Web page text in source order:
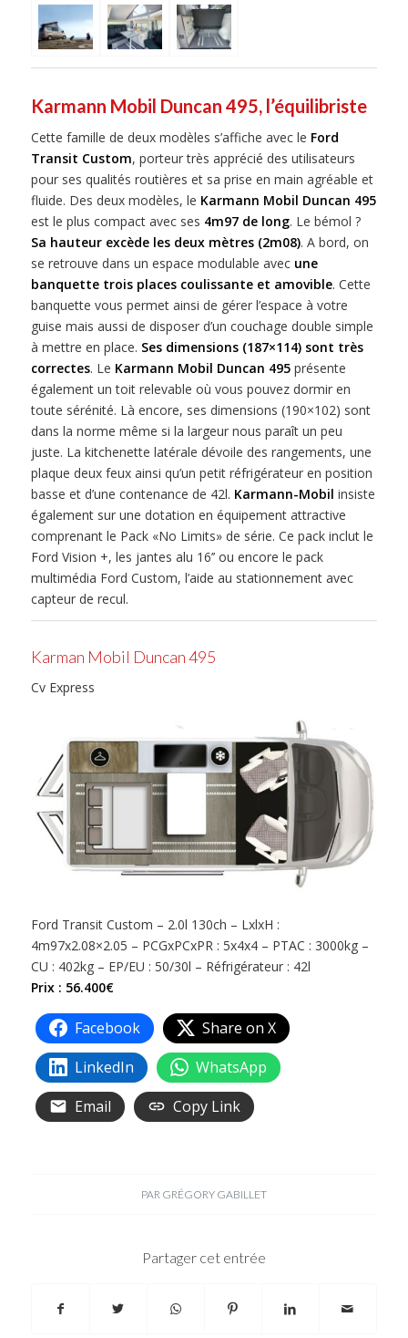
Karmann Mobil Duncan 495, l’équilibriste
Cette famille de deux modèles s’affiche avec le Ford
Transit Custom, porteur très apprécié des utilisateurs
pour ses qualités routières et sa prise en main agréable et
fluide. Des deux modèles, le Karmann Mobil Duncan 495
est le plus compact avec ses 4m97 de long. Le bémol ?
Sa hauteur excède les deux mètres (2m08). A bord, on
se retrouve dans un espace modulable avec une
banquette trois places coulissante et amovible. Cette
banquette vous permet ainsi de gérer l’espace à votre
guise mais aussi de disposer d’un couchage double simple
à mettre en place. Ses dimensions (187×114) sont très
correctes. Le Karmann Mobil Duncan 495présente
également un toit relevable où vous pouvez dormir en
toute sérénité. Là encore, ses dimensions (190×102) sont
dans la norme même si la largeur nous paraît un peu
juste. La kitchenette latérale dévoile des rangements, une
plaque deux feux ainsi qu’un petit réfrigérateur en position
basse et d’une contenance de 42l. Karmann-Mobil insiste
également sur une dotation en équipement attractive
comprenant le Pack «No Limits» de série. Ce pack inclut le
Ford Vision +, les jantes alu 16’’ ou encore le pack
multimédia Ford Custom, l’aide au stationnement avec
capteur de recul.
Karman Mobil Duncan 495
Cv Express
Ford Transit Custom – 2.0l 130ch – LxlxH :
4m97x2.08×2.05 – PCGxPCxPR : 5x4x4 – PTAC : 3000kg –
CU : 402kg – EP/EU : 50/30l – Réfrigérateur : 42l
Prix : 56.400€
Facebook
Share on X
LinkedIn
WhatsApp
Email
Copy Link
PAR GRÉGORY GABILLET
Partager cet entrée